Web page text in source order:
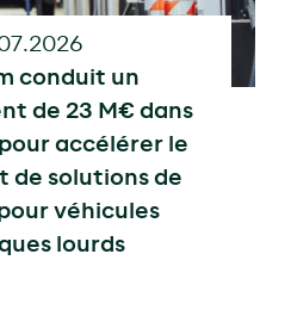
conduit un
de 23 M€ dans
accélérer le
de solutions de
véhicules
lourds